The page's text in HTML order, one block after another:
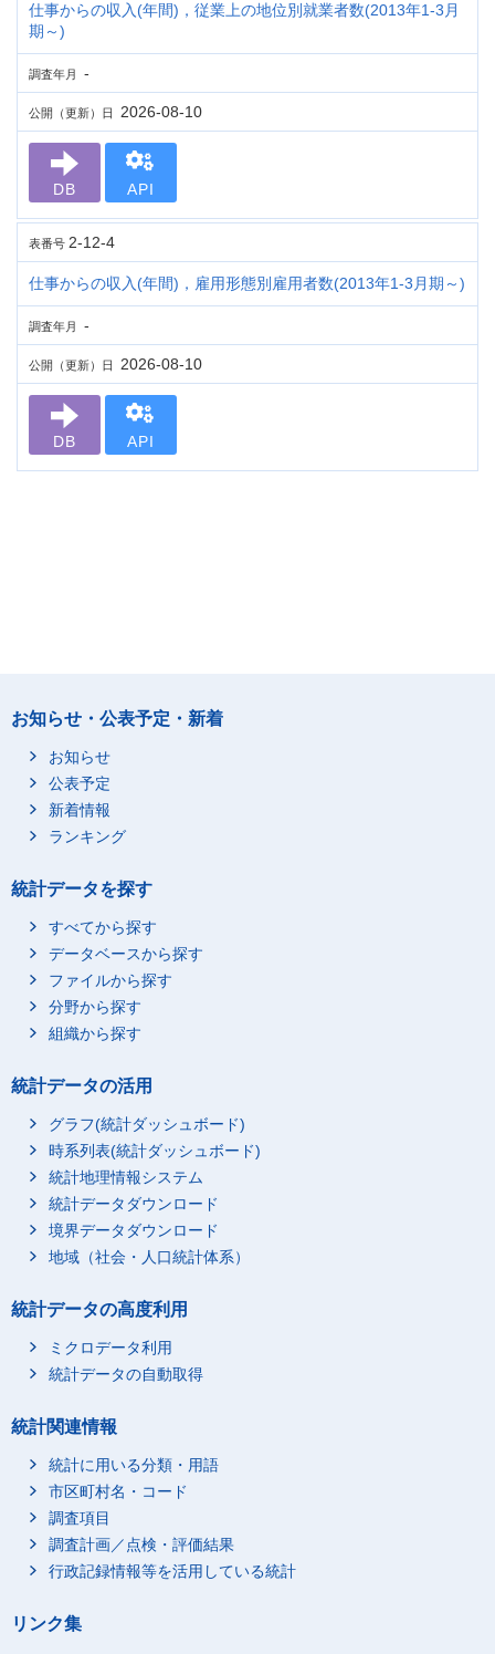
仕事からの収入(年間)，従業上の地位別就業者数(2013年1-3月
期～)
調査年月 -
公開（更新）日 2026-08-10
DB API
表番号 2-12-4
仕事からの収入(年間)，雇用形態別雇用者数(2013年1-3月期～)
調査年月 -
公開（更新）日 2026-08-10
DB API
お知らせ・公表予定・新着
お知らせ
公表予定
新着情報
ランキング
統計データを探す
すべてから探す
データベースから探す
ファイルから探す
分野から探す
組織から探す
統計データの活用
グラフ(統計ダッシュボード)
時系列表(統計ダッシュボード)
統計地理情報システム
統計データダウンロード
境界データダウンロード
地域（社会・人口統計体系）
統計データの高度利用
ミクロデータ利用
統計データの自動取得
統計関連情報
統計に用いる分類・用語
市区町村名・コード
調査項目
調査計画／点検・評価結果
行政記録情報等を活用している統計
リンク集